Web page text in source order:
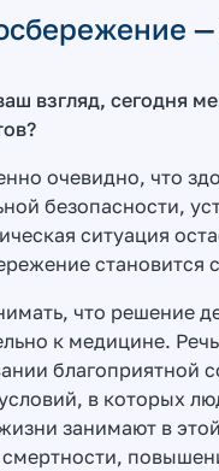
—
взгляд, сегодня
очевидно, что
безопасности,
ситуация
становится
что решение
к медицине.
благоприятной
в которых
занимают в